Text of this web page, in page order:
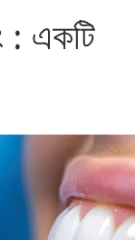
: একটি